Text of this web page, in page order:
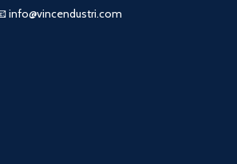
info@vincendustri.com